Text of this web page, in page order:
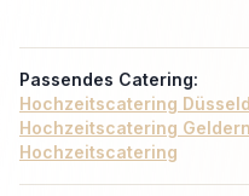
Passendes Catering:
Hochzeitscatering
Hochzeitscatering
Hochzeitscatering